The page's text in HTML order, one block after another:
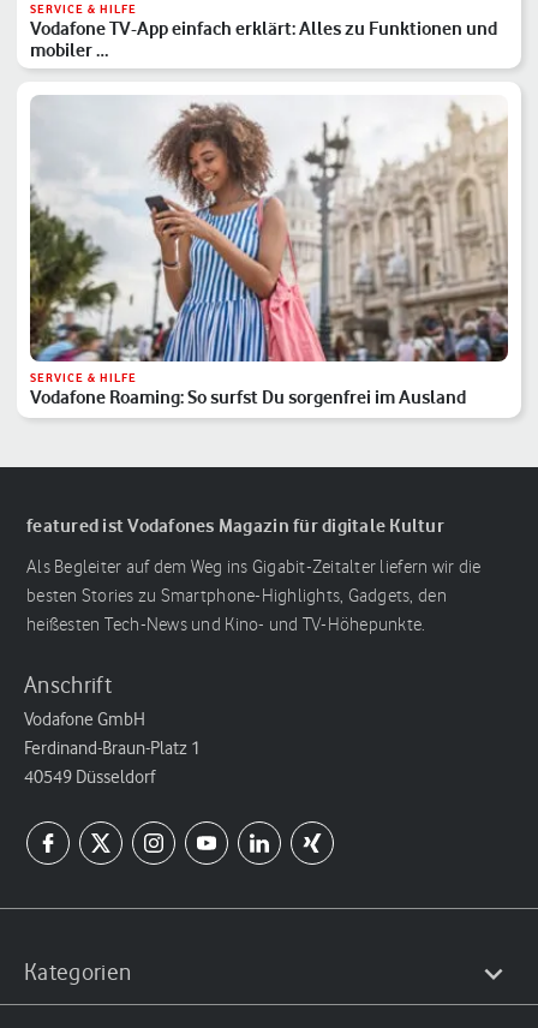
SERVICE & HILFE
Vodafone TV-App einfach erklärt: Alles zu Funktionen und
mobiler …
SERVICE & HILFE
Vodafone Roaming: So surfst Du sorgenfrei im Ausland
featured ist Vodafones Magazin für digitale Kultur
Als Begleiter auf dem Weg ins Gigabit-Zeitalter liefern wir die
besten Stories zu Smartphone-Highlights, Gadgets, den
heißesten Tech-News und Kino- und TV-Höhepunkte.
Anschrift
Vodafone GmbH
Ferdinand-Braun-Platz 1
40549 Düsseldorf
Kategorien